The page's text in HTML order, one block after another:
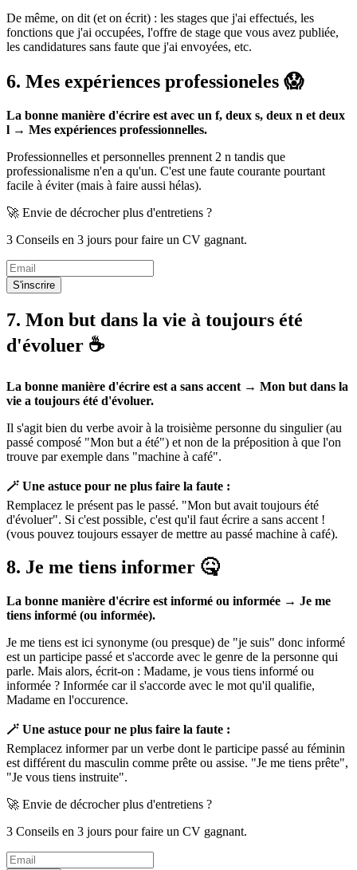
De même, on dit (et on écrit) : les stages que j'ai effectués, les
fonctions que j'ai occupées, l'offre de stage que vous avez publiée,
les candidatures sans faute que j'ai envoyées, etc.
6. Mes expériences professioneles 😱
La bonne manière d'écrire est avec un f, deux s, deux n et deux
l → Mes expériences professionnelles.
Professionnelles et personnelles prennent 2 n tandis que
professionalisme n'en a qu'un. C'est une faute courante pourtant
facile à éviter (mais à faire aussi hélas).
🚀 Envie de décrocher plus d'entretiens ?
3 Conseils en 3 jours pour faire un CV gagnant.
S'inscrire
7. Mon but dans la vie à toujours été
d'évoluer ☕
La bonne manière d'écrire est a sans accent → ​Mon but dans la
vie a toujours été d'évoluer.
Il s'agit bien du verbe avoir à la troisième personne du singulier (au
passé composé "Mon but a été") et non de la préposition à que l'on
trouve par exemple dans "machine à café".
🪄 Une astuce pour ne plus faire la faute :
Remplacez le présent pas le passé. "Mon but avait toujours été
d'évoluer". Si c'est possible, c'est qu'il faut écrire a sans accent !
(vous pouvez toujours essayer de mettre au passé machine à café).
8. Je me tiens informer 🤒
La bonne manière d'écrire est informé ou informée → Je me
tiens informé (ou informée).
Je me tiens est ici synonyme (ou presque) de "je suis" donc informé
est un participe passé et s'accorde avec le genre de la personne qui
parle. Mais alors, écrit-on : Madame, je vous tiens informé ou
informée ? Informée car il s'accorde avec le mot qu'il qualifie,
Madame en l'occurence.
🪄 Une astuce pour ne plus faire la faute :
Remplacez informer par un verbe dont le participe passé au féminin
est différent du masculin comme prête ou assise. "Je me tiens prête",
"Je vous tiens instruite".
🚀 Envie de décrocher plus d'entretiens ?
3 Conseils en 3 jours pour faire un CV gagnant.